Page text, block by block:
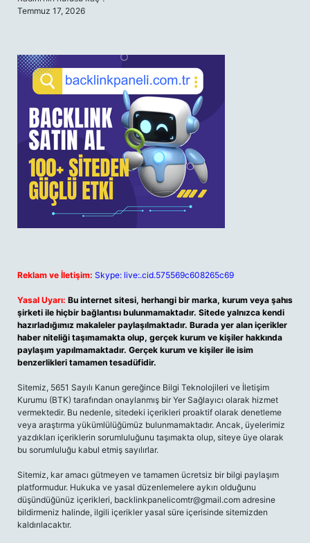
Temmuz 17, 2026
Reklam ve İletişim: Skype: live:.cid.575569c608265c69
Yasal Uyarı: Bu internet sitesi, herhangi bir marka, kurum veya şahıs
şirketi ile hiçbir bağlantısı bulunmamaktadır. Sitede yalnızca kendi
hazırladığımız makaleler paylaşılmaktadır. Burada yer alan içerikler
haber niteliği taşımamakta olup, gerçek kurum ve kişiler hakkında
paylaşım yapılmamaktadır. Gerçek kurum ve kişiler ile isim
benzerlikleri tamamen tesadüfidir.
Sitemiz, 5651 Sayılı Kanun gereğince Bilgi Teknolojileri ve İletişim
Kurumu (BTK) tarafından onaylanmış bir Yer Sağlayıcı olarak hizmet
vermektedir. Bu nedenle, sitedeki içerikleri proaktif olarak denetleme
veya araştırma yükümlülüğümüz bulunmamaktadır. Ancak, üyelerimiz
yazdıkları içeriklerin sorumluluğunu taşımakta olup, siteye üye olarak
bu sorumluluğu kabul etmiş sayılırlar.
Sitemiz, kar amacı gütmeyen ve tamamen ücretsiz bir bilgi paylaşım
platformudur. Hukuka ve yasal düzenlemelere aykırı olduğunu
düşündüğünüz içerikleri, backlinkpanelicomtr@gmail.com adresine
bildirmeniz halinde, ilgili içerikler yasal süre içerisinde sitemizden
kaldırılacaktır.